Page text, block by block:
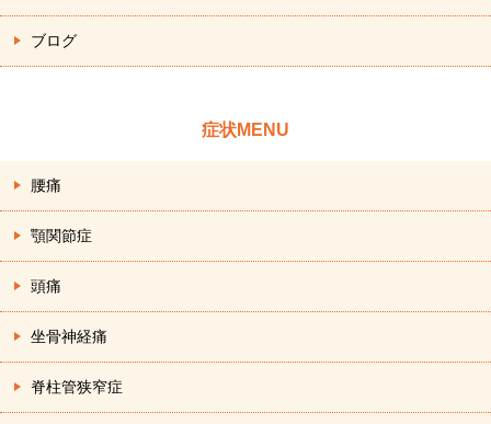
ブログ
症状MENU
腰痛
顎関節症
頭痛
坐骨神経痛
脊柱管狭窄症